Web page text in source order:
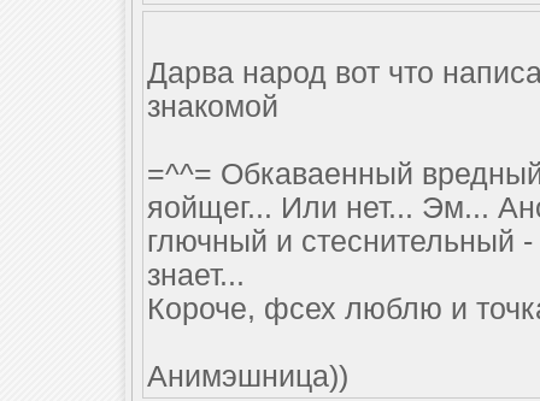
Дарва народ вот что
знакомой
=^^= Обкаваенный
яойщег... Или нет... Эм...
глючный и стеснительный
знает...
Короче, фсех люблю и
Анимэшница))